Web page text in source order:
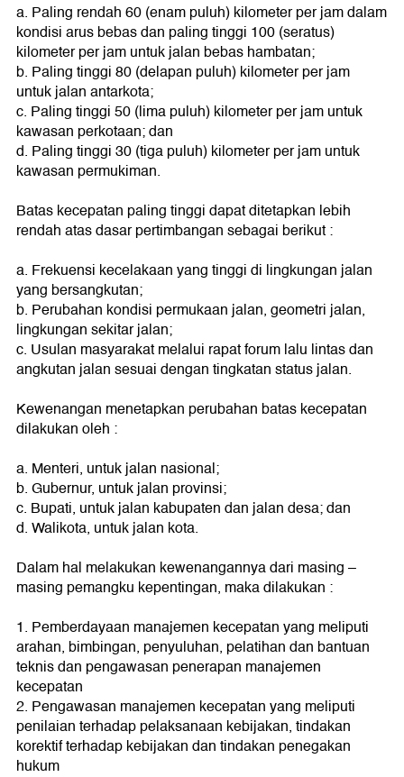
a. Paling rendah 60 (enam puluh) kilometer per jam dalam
kondisi arus bebas dan paling tinggi 100 (seratus)
kilometer per jam untuk jalan bebas hambatan;
b. Paling tinggi 80 (delapan puluh) kilometer per jam
untuk jalan antarkota;
c. Paling tinggi 50 (lima puluh) kilometer per jam untuk
kawasan perkotaan; dan
d. Paling tinggi 30 (tiga puluh) kilometer per jam untuk
kawasan permukiman.
Batas kecepatan paling tinggi dapat ditetapkan lebih
rendah atas dasar pertimbangan sebagai berikut :
a. Frekuensi kecelakaan yang tinggi di lingkungan jalan
yang bersangkutan;
b. Perubahan kondisi permukaan jalan, geometri jalan,
lingkungan sekitar jalan;
c. Usulan masyarakat melalui rapat forum lalu lintas dan
angkutan jalan sesuai dengan tingkatan status jalan.
Kewenangan menetapkan perubahan batas kecepatan
dilakukan oleh :
a. Menteri, untuk jalan nasional;
b. Gubernur, untuk jalan provinsi;
c. Bupati, untuk jalan kabupaten dan jalan desa; dan
d. Walikota, untuk jalan kota.
Dalam hal melakukan kewenangannya dari masing –
masing pemangku kepentingan, maka dilakukan :
1. Pemberdayaan manajemen kecepatan yang meliputi
arahan, bimbingan, penyuluhan, pelatihan dan bantuan
teknis dan pengawasan penerapan manajemen
kecepatan
2. Pengawasan manajemen kecepatan yang meliputi
penilaian terhadap pelaksanaan kebijakan, tindakan
korektif terhadap kebijakan dan tindakan penegakan
hukum